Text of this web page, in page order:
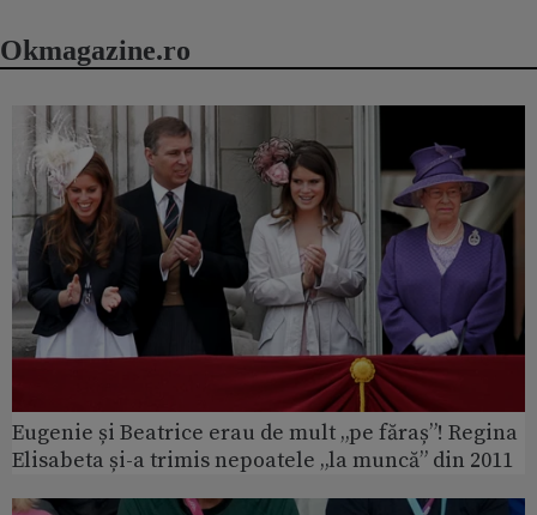
Okmagazine.ro
Eugenie și Beatrice erau de mult „pe făraș”! Regina
Elisabeta și-a trimis nepoatele „la muncă” din 2011